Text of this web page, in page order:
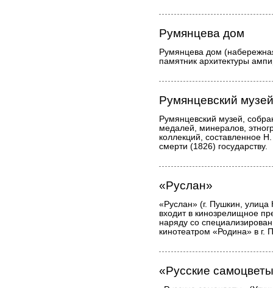
Румянцева дом
Румянцева дом
памятник архитектуры
Румянцевский музей
Румянцевский музей,
медалей, минералов,
коллекций, составленное
смерти (1826) государству.
«Руслан»
«Руслан» (г. Пушкин, улица
входит в кинозрелищное
наряду со
кинотеатром «Родина» в г.
«Русские